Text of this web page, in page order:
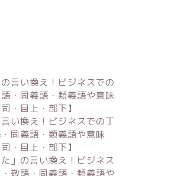
言い換え！ビジネスでの
・同義語・類義語や意味
・目上・部下】
い換え！ビジネスでの丁
同義語・類義語や意味
・目上・部下】
」の言い換え！ビジネス
敬語・同義語・類義語や